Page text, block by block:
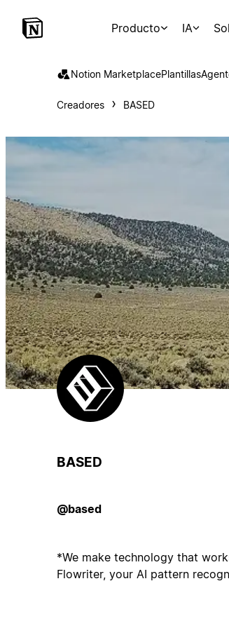
Producto IA
Notion MarketplacePlantillas
Creadores BASED
BASED
@based
*We make technology that
Flowriter, your AI pattern